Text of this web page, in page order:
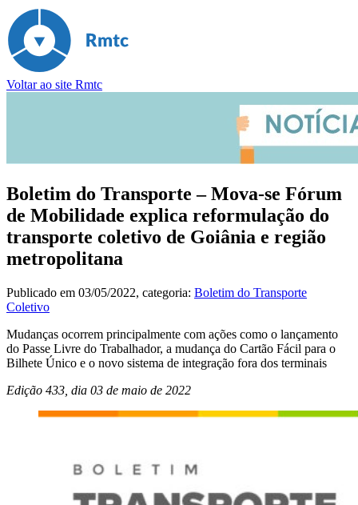
Voltar ao site Rmtc
Boletim do Transporte – Mova-se Fórum
de Mobilidade explica reformulação do
transporte coletivo de Goiânia e região
metropolitana
Publicado em 03/05/2022, categoria: Boletim do Transporte
Coletivo
Mudanças ocorrem principalmente com ações como o lançamento
do Passe Livre do Trabalhador, a mudança do Cartão Fácil para o
Bilhete Único e o novo sistema de integração fora dos terminais
Edição 433, dia 03 de maio de 2022